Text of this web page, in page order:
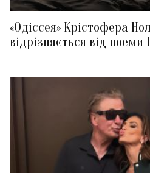
«Одіссея» Крістофера
відрізняється від поеми